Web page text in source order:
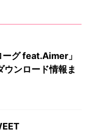
グ feat.Aimer」
ンロード情報ま